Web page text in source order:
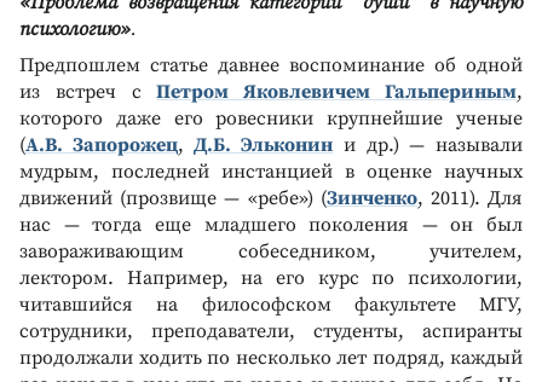
психологию».
Предпошлем статье давнее воспоминание об одной
из встреч сПетром Яковлевичем Гальпериным,
которого даже его ровесники крупнейшие ученые
(А.В. Запорожец,Д.Б. Эльконин и др.) — называли
мудрым, последней инстанцией в оценке научных
движений (прозвище — «ребе») (Зинченко, 2011). Для
нас — тогда еще младшего поколения — он был
завораживающим собеседником, учителем,
лектором. Например, на его курс по психологии,
читавшийся на философском факультете МГУ,
сотрудники, преподаватели, студенты, аспиранты
продолжали ходить по несколько лет подряд, каждый